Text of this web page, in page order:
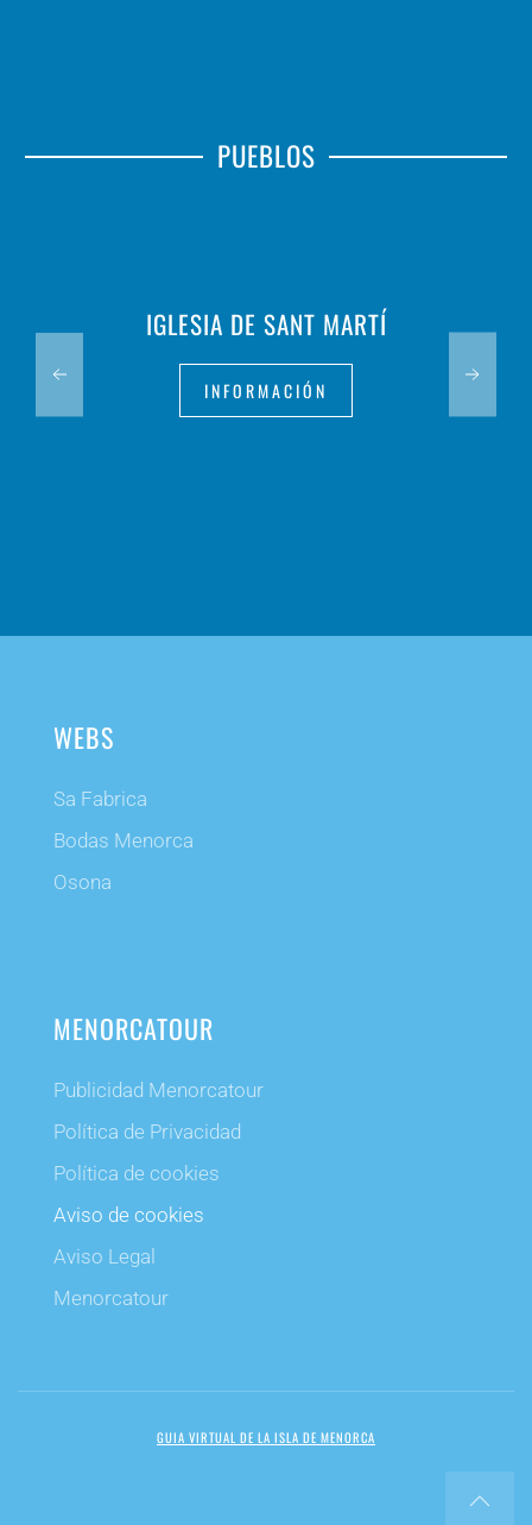
PUEBLOS
IGLESIA DE SANT MARTÍ
INFORMACIÓN
WEBS
Sa Fabrica
Bodas Menorca
Osona
MENORCATOUR
Publicidad Menorcatour
Política de Privacidad
Política de cookies
Aviso de cookies
Aviso Legal
Menorcatour
GUIA VIRTUAL DE LA ISLA DE MENORCA